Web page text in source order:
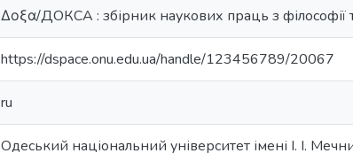
Δοξα/ДОКСА : збірник наукових праць з філософії
https://dspace.onu.edu.ua/handle/123456789/20067
ru
Одеський національний університет імені І. І.